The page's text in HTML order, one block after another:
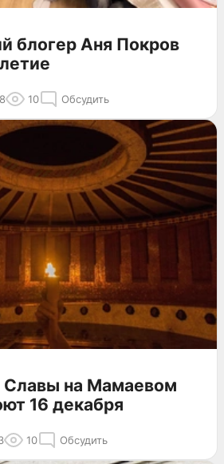
блогер Аня Покров
10 Обсудить
Славы на Мамаевом
16 декабря
10 Обсудить